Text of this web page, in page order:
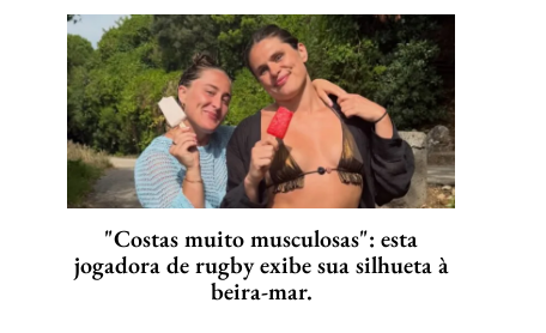
"Costas muito musculosas": esta
jogadora de rugby exibe sua silhueta à
beira-mar.